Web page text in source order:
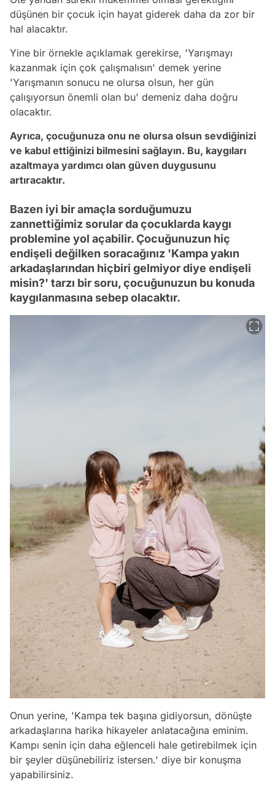
düşünen bir çocuk için hayat giderek daha da zor bir
hal alacaktır.
Yine bir örnekle açıklamak gerekirse, 'Yarışmayı
kazanmak için çok çalışmalısın' demek yerine
'Yarışmanın sonucu ne olursa olsun, her gün
çalışıyorsun önemli olan bu' demeniz daha doğru
olacaktır.
Ayrıca, çocuğunuza onu ne olursa olsun sevdiğinizi
ve kabul ettiğinizi bilmesini sağlayın. Bu, kaygıları
azaltmaya yardımcı olan güven duygusunu
artıracaktır.
Bazen iyi bir amaçla sorduğumuzu
zannettiğimiz sorular da çocuklarda kaygı
problemine yol açabilir. Çocuğunuzun hiç
endişeli değilken soracağınız 'Kampa yakın
arkadaşlarından hiçbiri gelmiyor diye endişeli
misin?' tarzı bir soru, çocuğunuzun bu konuda
kaygılanmasına sebep olacaktır.
Onun yerine, 'Kampa tek başına gidiyorsun, dönüşte
arkadaşlarına harika hikayeler anlatacağına eminim.
Kampı senin için daha eğlenceli hale getirebilmek için
bir şeyler düşünebiliriz istersen.' diye bir konuşma
yapabilirsiniz.